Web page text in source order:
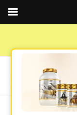
Previous Product